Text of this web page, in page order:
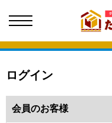
ログイン
会員のお客様